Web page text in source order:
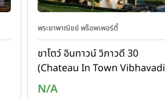
พระยาพาณิชย์ พร็อพเพอร์ตี้
ชาโตว์ อินทาวน์ วิภาวดี 30
(Chateau In Town Vibhavadi
30)
N/A